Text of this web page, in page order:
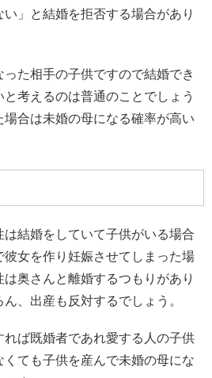
い」と結婚を拒否する場合があり
た相手の子供ですので結婚でき
考えるのは普通のことでしょう
合は未婚の母になる確率が高い
結婚をしていて子供がいる場合
彼女を作り妊娠させてしまった場
奥さんと離婚するつもりがあり
、出産も反対するでしょう。
ば既婚者であれ愛する人の子供
ても子供を産んで未婚の母にな